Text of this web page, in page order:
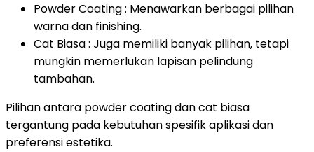
Powder Coating : Menawarkan berbagai pilihan
warna dan finishing.
Cat Biasa : Juga memiliki banyak pilihan, tetapi
mungkin memerlukan lapisan pelindung
tambahan.
Pilihan antara powder coating dan cat biasa
tergantung pada kebutuhan spesifik aplikasi dan
preferensi estetika.